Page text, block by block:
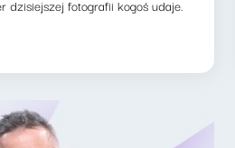
dzisiejszej fotografii kogoś udaje.